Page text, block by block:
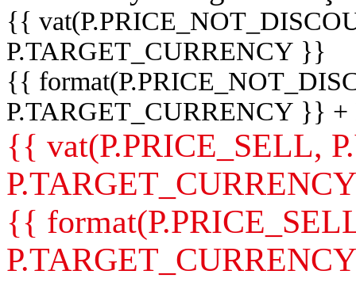
{{
P.TARGET_CURRENCY }}
{{
P.TARGET_CURRENCY }}
{{ vat(P.PRICE_SELL,
{{